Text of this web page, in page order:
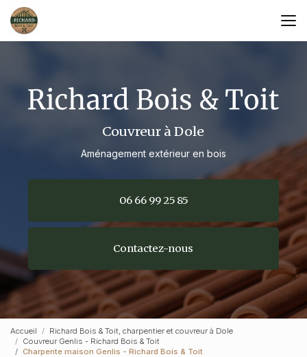
Aller
au
contenu
Couvreur à Dole
Aménagement extérieur en bois
06 66 99 25 85
Contactez-nous
Accueil
Richard Bois & Toit, charpentier et couvreur à Dole
Couvreur Genlis - Richard Bois & Toit
Charpente maison Genlis - Richard Bois & Toit